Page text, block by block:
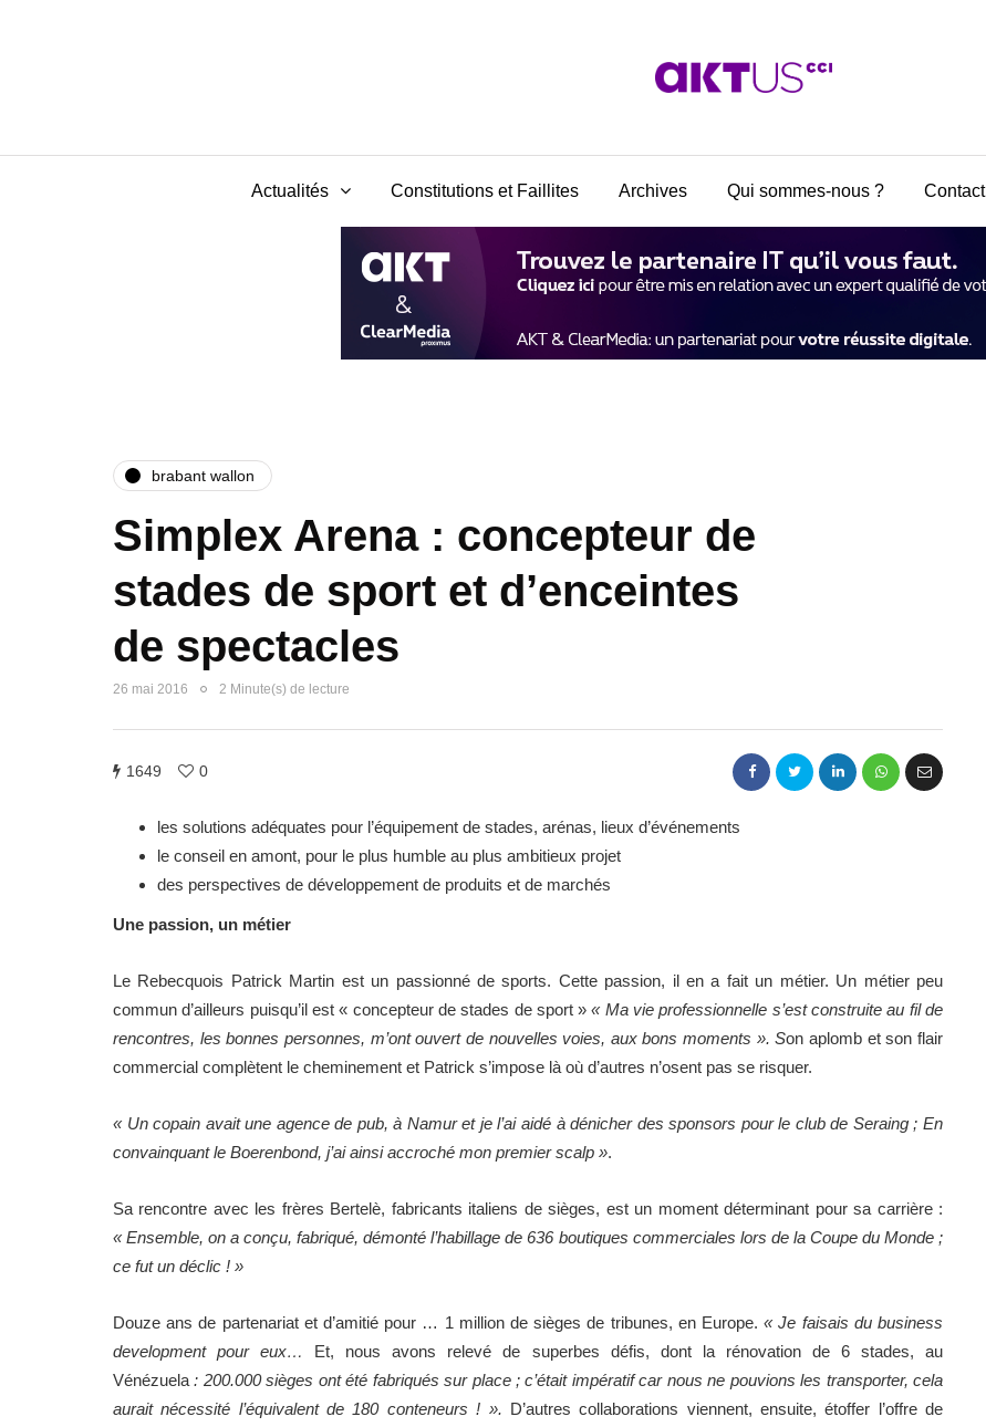
Actualités Constitutions et Faillites Archives Qui sommes-nous ? Contact
brabant wallon
Simplex Arena : concepteur de
stades de sport et d’enceintes
de spectacles
26 mai 2016 2 Minute(s) de lecture
1649 0
les solutions adéquates pour l’équipement de stades, arénas, lieux d’événements
le conseil en amont, pour le plus humble au plus ambitieux projet
des perspectives de développement de produits et de marchés
Une passion, un métier
Le Rebecquois Patrick Martin est un passionné de sports. Cette passion, il en a fait un métier. Un métier peu
commun d’ailleurs puisqu’il est « concepteur de stades de sport »« Ma vie professionnelle s’est construite au fil de
rencontres, les bonnes personnes, m’ont ouvert de nouvelles voies, aux bons moments ». Son aplomb et son flair
commercial complètent le cheminement et Patrick s’impose là où d’autres n’osent pas se risquer.
« Un copain avait une agence de pub, à Namur et je l’ai aidé à dénicher des sponsors pour le club de Seraing ; En
convainquant le Boerenbond, j’ai ainsi accroché mon premier scalp ».
Sa rencontre avec les frères Bertelè, fabricants italiens de sièges, est un moment déterminant pour sa carrière :
« Ensemble, on a conçu, fabriqué, démonté l’habillage de 636 boutiques commerciales lors de la Coupe du Monde ;
ce fut un déclic ! »
Douze ans de partenariat et d’amitié pour … 1 million de sièges de tribunes, en Europe.« Je faisais du business
development pour eux… Et, nous avons relevé de superbes défis, dont la rénovation de 6 stades, au
Vénézuela: 200.000 sièges ont été fabriqués sur place ; c’était impératif car nous ne pouvions les transporter, cela
aurait nécessité l’équivalent de 180 conteneurs ! ». D’autres collaborations viennent, ensuite, étoffer l’offre de